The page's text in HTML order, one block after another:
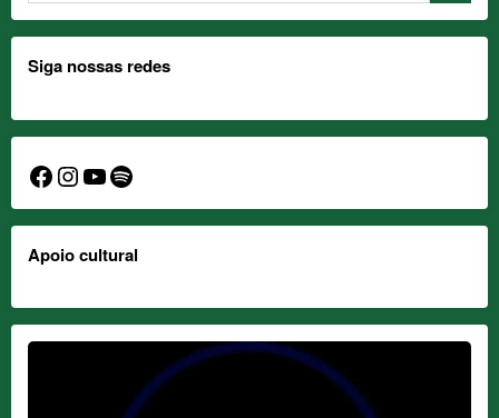
Siga nossas redes
Facebook
Instagram
YouTube
Spotify
Apoio cultural